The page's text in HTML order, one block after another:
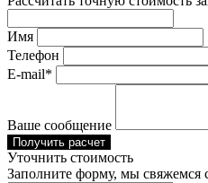
Имя
Телефон
E-mail*
Ваше сообщение
Получить расчет
Уточнить стоимость
Заполните форму, мы свяжемся